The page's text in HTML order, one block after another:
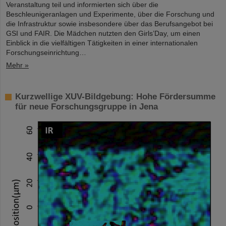
Veranstaltung teil und informierten sich über die
Beschleunigeranlagen und Experimente, über die Forschung und
die Infrastruktur sowie insbesondere über das Berufsangebot bei
GSI und FAIR. Die Mädchen nutzten den Girls’Day, um einen
Einblick in die vielfältigen Tätigkeiten in einer internationalen
Forschungseinrichtung…
Mehr »
Kurzwellige XUV-Bildgebung: Hohe Fördersumme
für neue Forschungsgruppe in Jena